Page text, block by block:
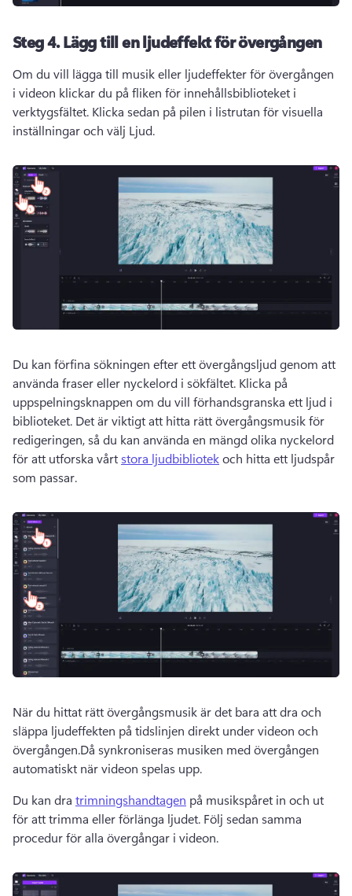
Steg 4.Lägg till en ljudeffekt för övergången
Om du vill lägga till musik eller ljudeffekter för övergången
i videon klickar du på fliken för innehållsbiblioteket i
verktygsfältet. Klicka sedan på pilen i listrutan för visuella
inställningar och välj Ljud.
Du kan förfina sökningen efter ett övergångsljud genom att
använda fraser eller nyckelord i sökfältet. Klicka på
uppspelningsknappen om du vill förhandsgranska ett ljud i
biblioteket. Det är viktigt att hitta rätt övergångsmusik för
redigeringen, så du kan använda en mängd olika nyckelord
för att utforska vårt stora ljudbibliotek och hitta ett ljudspår
som passar.
När du hittat rätt övergångsmusik är det bara att dra och
släppa ljudeffekten på tidslinjen direkt under videon och
övergången.Då synkroniseras musiken med övergången
automatiskt när videon spelas upp.
Du kan dra trimningshandtagen på musikspåret in och ut
för att trimma eller förlänga ljudet. Följ sedan samma
procedur för alla övergångar i videon.